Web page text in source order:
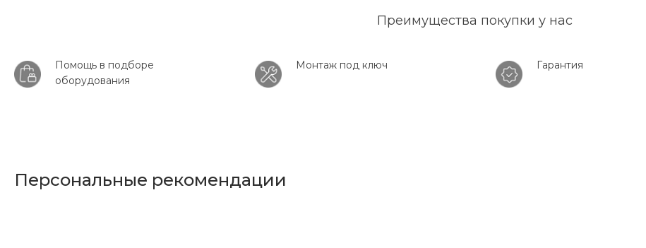
Преимущества покупки у нас
Помощь в подборе
оборудования
Монтаж под ключ Гарантия
Персональные рекомендации